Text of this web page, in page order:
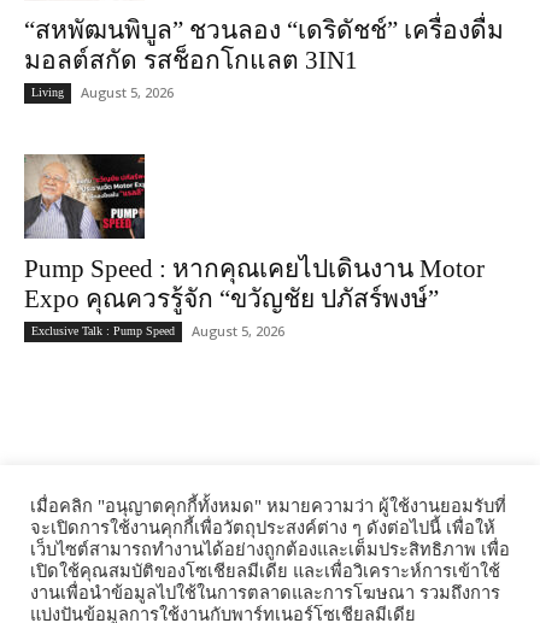
“สหพัฒนพิบูล” ชวนลอง “เดริดัชช์” เครื่องดื่ม
มอลต์สกัด รสช็อกโกแลต 3IN1
Living August 5, 2026
Pump Speed : หากคุณเคยไปเดินงาน Motor
Expo คุณควรรู้จัก “ขวัญชัย ปภัสร์พงษ์”
Exclusive Talk : Pump Speed August 5, 2026
Tonkit Media., Ltd is a Communications & Media consultant, was
founded in 2011 by a group of media veterans with strong background
as content creators. With more than a decade experiences in the industry
locally and globally, we combine our expertise in productions,
เมื่อคลิก "อนุญาตคุกกี้ทั้งหมด" หมายความว่า ผู้ใช้งานยอมรับที่
จะเปิดการใช้งานคุกกี้เพื่อวัตถุประสงค์ต่าง ๆ ดังต่อไปนี้ เพื่อให้
เว็บไซต์สามารถทำงานได้อย่างถูกต้องและเต็มประสิทธิภาพ เพื่อ
เปิดใช้คุณสมบัติของโซเชียลมีเดีย และเพื่อวิเคราะห์การเข้าใช้
งานเพื่อนำข้อมูลไปใช้ในการตลาดและการโฆษณา รวมถึงการ
แบ่งปันข้อมูลการใช้งานกับพาร์ทเนอร์โซเชียลมีเดีย